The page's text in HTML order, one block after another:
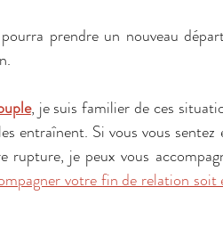
prendre un nouveau
, je suis familier de ces
entraînent. Si vous vous sentez
rupture, je peux vous
votre fin de relation